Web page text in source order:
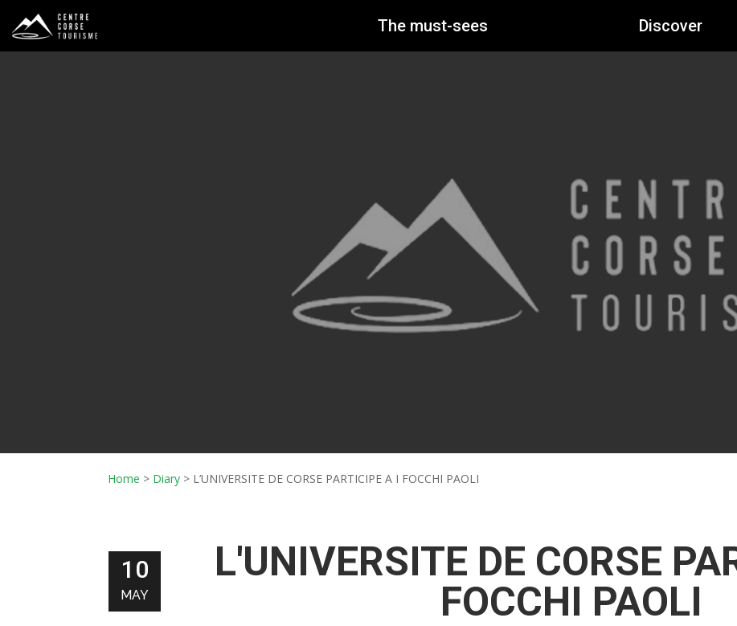
The must-sees Discover
Home > Diary > L’UNIVERSITE DE CORSE PARTICIPE A I FOCCHI PAOLI
10
MAY
L'UNIVERSITE DE CORSE
FOCCHI PAOLI